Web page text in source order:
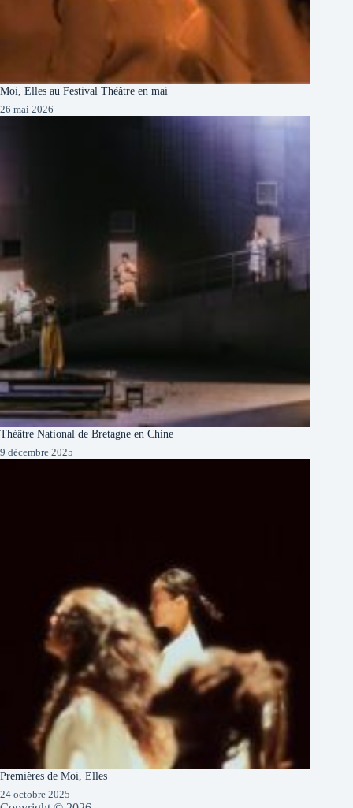
Moi, Elles au Festival Théâtre en mai
26 mai 2026
Théâtre National de Bretagne en Chine
9 décembre 2025
Premières de Moi, Elles
24 octobre 2025